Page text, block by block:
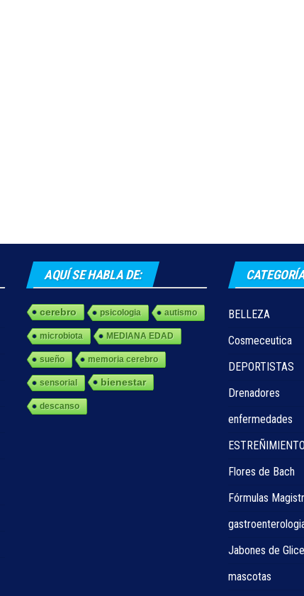
AQUÍ SE HABLA DE:
cerebro psicologia autismo
microbiota MEDIANA EDAD
sueño memoria cerebro
sensorial bienestar
descanso
BELLEZA
Cosmeceutica
DEPORTISTAS
Drenadores
enfermedades
ESTREÑIMIENTO
Flores de Bach
Fórmulas
Jabones de
mascotas